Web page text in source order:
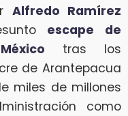
Alfredo Ramírez
escape de
tras los
de Arantepacua
miles de millones
como